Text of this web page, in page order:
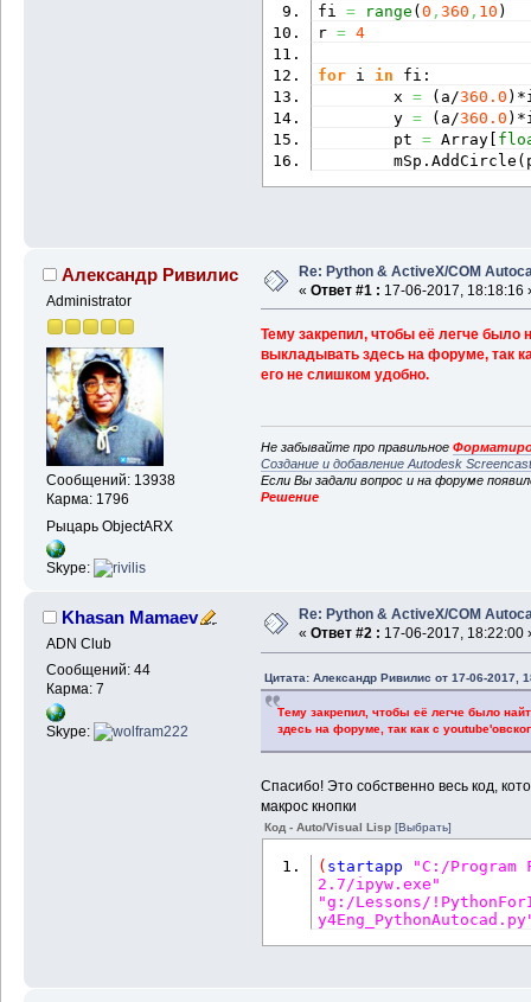
fi = range (0 ,360 , 10 )
r = 4
for i in fi:
x = ( a/360.0 )
y = ( a/360.0 )
pt = Array [
mSp.AddCircle (
Александр Ривилис
Administrator
Сообщений: 13938
Карма: 1796
Рыцарь ObjectARX
Skype:
Re: Python & ActiveX/COM
« Ответ #1 : 17-06-2017, 18:18:16
Тему закрепил, чтобы её легче
выкладывать здесь на форуме, так
его не слишком удобно.
Не забывайте про правильное
Создание и добавление Autodesk
Если Вы задали вопрос и на форуме
Решение
Khasan Mamaev
ADN Club
Сообщений: 44
Карма: 7
Skype:
Re: Python & ActiveX/COM
« Ответ #2 : 17-06-2017, 18:22:00
Цитата: Александр Ривилис от 17-06-2017,
Тему закрепил, чтобы её легче было
здесь на форуме, так как с
Спасибо! Это собственно весь код,
макрос кнопки
Код - Auto/Visual Lisp [Выбрать]
( startapp
"C:/
2.7/ipyw.exe"
"g:/Lessons/